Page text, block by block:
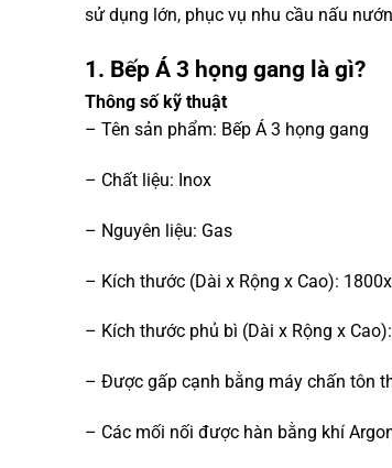
sử dụng lớn, phục vụ nhu cầu nấu
1. Bếp Á 3 họng gang là gì?
Thông số kỹ thuật
– Tên sản phẩm: Bếp Á 3 họng gang
– Chất liệu: Inox
– Nguyên liệu: Gas
– Kích thước (Dài x Rộng x Cao):
– Kích thước phủ bì (Dài x Rộng x
– Được gấp cạnh bằng máy chấn tôn
– Các mối nối được hàn bằng khí